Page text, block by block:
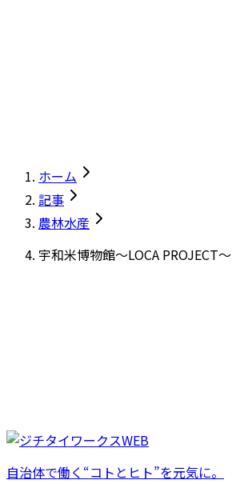
ホーム
記事
農林水産
宇和米博物館～LOCA PROJECT～
自治体で働く“コトとヒト”を元気に。